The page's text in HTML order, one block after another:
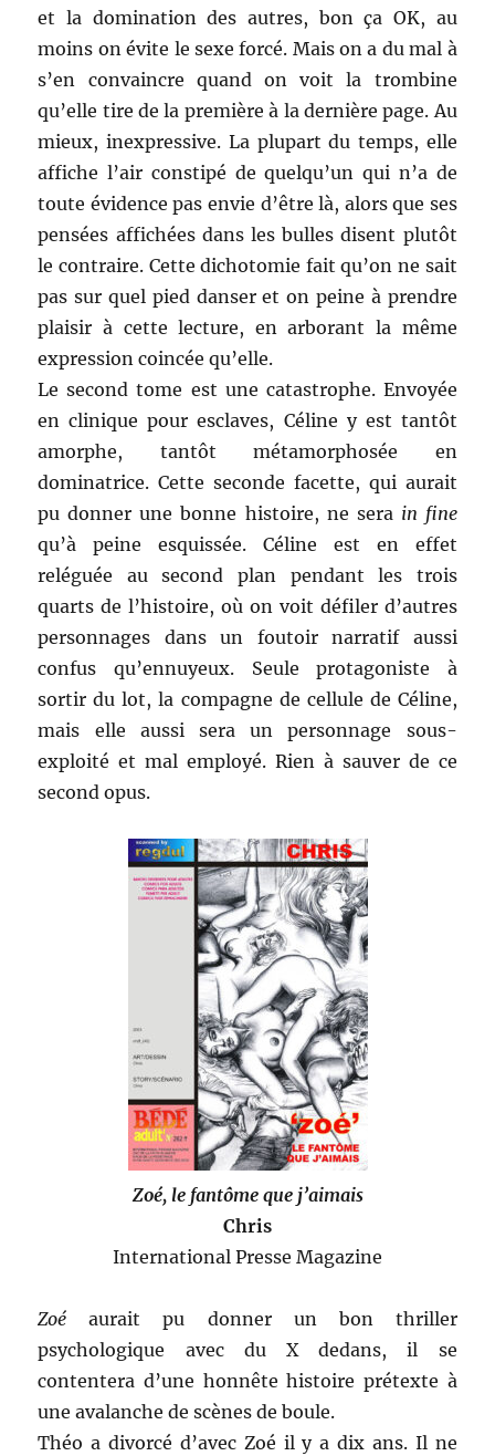
et la domination des autres, bon ça OK, au
moins on évite le sexe forcé. Mais on a du mal à
s’en convaincre quand on voit la trombine
qu’elle tire de la première à la dernière page. Au
mieux, inexpressive. La plupart du temps, elle
affiche l’air constipé de quelqu’un qui n’a de
toute évidence pas envie d’être là, alors que ses
pensées affichées dans les bulles disent plutôt
le contraire. Cette dichotomie fait qu’on ne sait
pas sur quel pied danser et on peine à prendre
plaisir à cette lecture, en arborant la même
expression coincée qu’elle.
Le second tome est une catastrophe. Envoyée
en clinique pour esclaves, Céline y est tantôt
amorphe, tantôt métamorphosée en
dominatrice. Cette seconde facette, qui aurait
pu donner une bonne histoire, ne sera in fine
qu’à peine esquissée. Céline est en effet
reléguée au second plan pendant les trois
quarts de l’histoire, où on voit défiler d’autres
personnages dans un foutoir narratif aussi
confus qu’ennuyeux. Seule protagoniste à
sortir du lot, la compagne de cellule de Céline,
mais elle aussi sera un personnage sous-
exploité et mal employé. Rien à sauver de ce
second opus.
Zoé, le fantôme que j’aimais
Chris
International Presse Magazine
Zoé aurait pu donner un bon thriller
psychologique avec du X dedans, il se
contentera d’une honnête histoire prétexte à
une avalanche de scènes de boule.
Théo a divorcé d’avec Zoé il y a dix ans. Il ne